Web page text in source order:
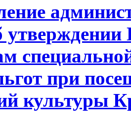
при
культуры